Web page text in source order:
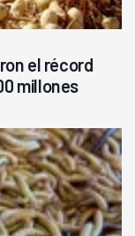
el récord
millones